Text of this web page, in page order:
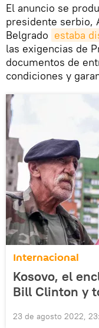
El anuncio se
presidente serbio,
Belgrado estaba
las exigencias de
documentos de
condiciones y
Internacional
Kosovo, el
Bill Clinton y
23 de agosto 2022,